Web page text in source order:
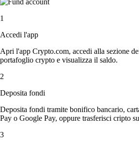
1
Accedi l'app
Apri l'app Crypto.com, accedi alla sezione
portafoglio crypto e visualizza il saldo.
2
Deposita fondi
Deposita fondi tramite bonifico bancario,
Pay o Google Pay, oppure trasferisci cripto
3